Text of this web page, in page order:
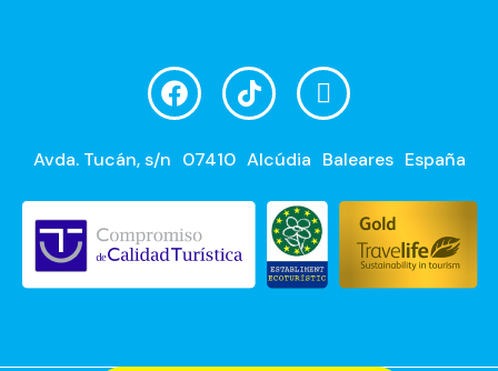
Avda. Tucán, s/n 07410 Alcúdia Baleares España